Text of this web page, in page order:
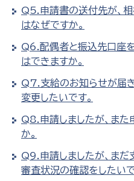
Q5.申請書の送付先が、
はなぜですか。
Q6.配偶者と振込先口座
はできますか。
Q7.支給のお知らせが届
変更したいです。
Q8.申請しましたが、また
か。
Q9.申請しましたが、まだ
審査状況の確認をしたいで